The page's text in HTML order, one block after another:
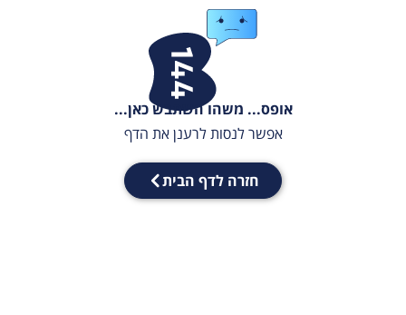
אופס... משהו השתבש כאן...
אפשר לנסות לרענן את הדף
חזרה לדף הבית